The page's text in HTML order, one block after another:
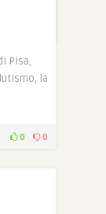
Pisa,
la
0 0